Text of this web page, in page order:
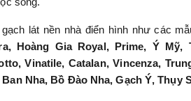
lát nền nhà điển hình như các
Hoàng Gia Royal, Prime, Ý
Vinatile, Catalan, Vincenza,
Nha, Bồ Đào Nha, Gạch Ý, Thụy